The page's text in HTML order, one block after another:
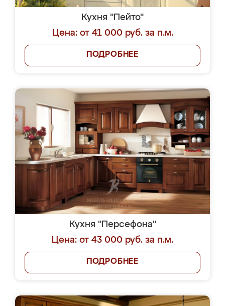
Кухня "Пейто"
Цена: от 41 000 руб. за п.м.
ПОДРОБНЕЕ
Кухня "Персефона"
Цена: от 43 000 руб. за п.м.
ПОДРОБНЕЕ